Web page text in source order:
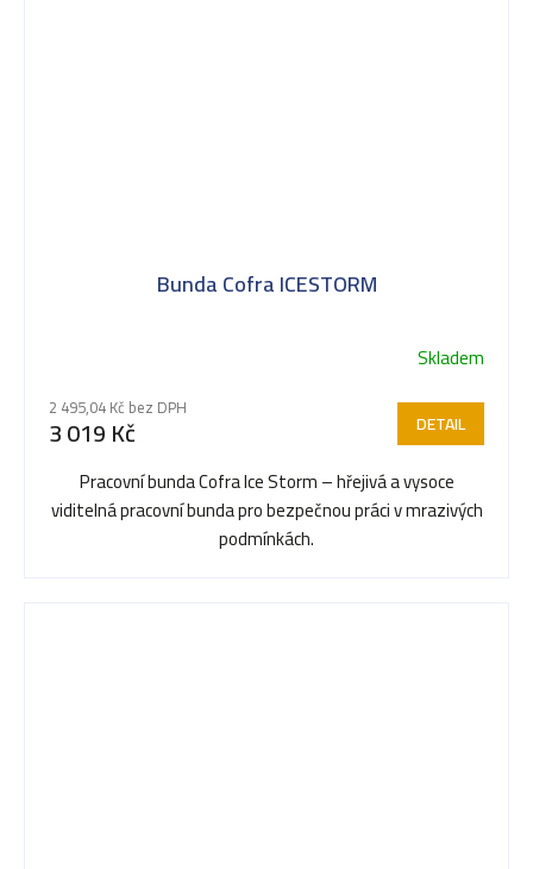
Bunda Cofra ICESTORM
Skladem
2 495,04 Kč bez DPH
3 019 Kč DETAIL
Pracovní bunda Cofra Ice Storm – hřejivá a vysoce
viditelná pracovní bunda pro bezpečnou práci v mrazivých
podmínkách.